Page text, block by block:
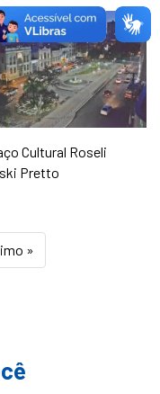
Cultural Roseli
Pretto
»